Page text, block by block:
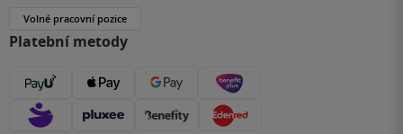
Volné pracovní pozice
Platební metody